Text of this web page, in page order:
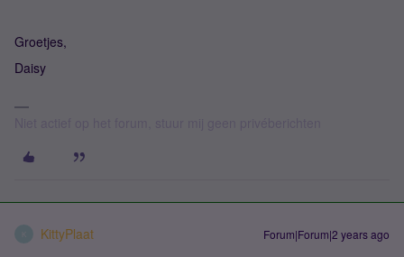
Groetjes,
Daisy
KittyPlaat Forum|Forum|2 years ago